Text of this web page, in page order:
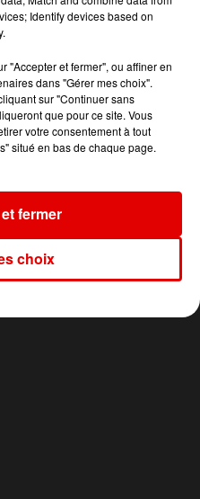
Identify devices based on
"Accepter et fermer", ou affiner en
dans "Gérer mes choix".
sur "Continuer sans
que pour ce site. Vous
votre consentement à tout
situé en bas de chaque page.
choix
fermer